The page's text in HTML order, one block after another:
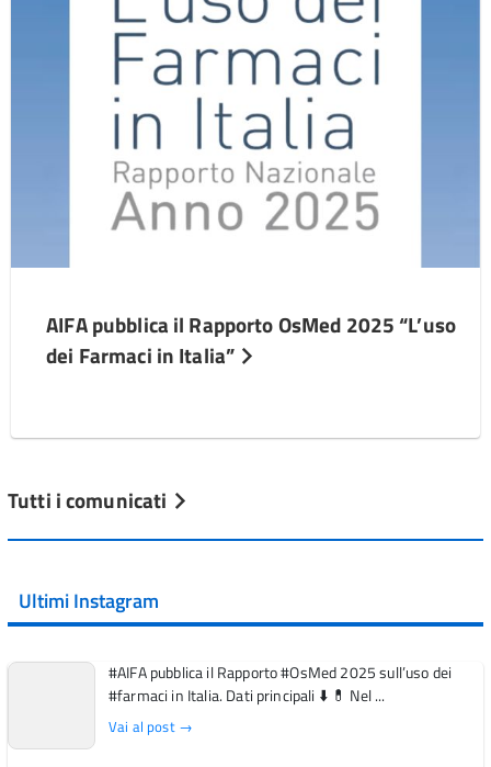
AIFA pubblica il Rapporto OsMed 2025 “L’uso
dei Farmaci in Italia”
Tutti i comunicati
Ultimi Instagram
#AIFA pubblica il Rapporto #OsMed 2025 sull’uso dei
#farmaci in Italia. Dati principali ⬇️ 💊 Nel ...
Vai al post →